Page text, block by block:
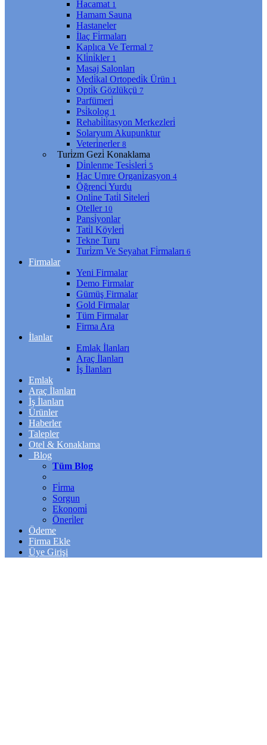
Hacamat 1
Hamam Sauna
Hastaneler
İlaç Fi̇rmaları
Kaplıca Ve Termal 7
Kli̇ni̇kler 1
Masaj Salonları
Medi̇kal Ortopedi̇k Ürün 1
Opti̇k Gözlükçü 7
Parfümeri̇
Psi̇kolog 1
Rehabi̇li̇tasyon Merkezleri̇
Solaryum Akupunktur
Veteri̇nerler 8
Turi̇zm Gezi̇ Konaklama
Di̇nlenme Tesi̇sleri̇ 5
Hac Umre Organi̇zasyon 4
Öğrenci̇ Yurdu
Onli̇ne Tati̇l Si̇teleri̇
Oteller 10
Pansi̇yonlar
Tati̇l Köyleri̇
Tekne Turu
Turi̇zm Ve Seyahat Fi̇rmaları 6
Firmalar
Yeni Firmalar
Demo Firmalar
Gümüş Firmalar
Gold Firmalar
Tüm Firmalar
Firma Ara
İlanlar
Emlak İlanları
Araç İlanları
İş İlanları
Emlak
Araç İlanları
İş İlanları
Ürünler
Haberler
Talepler
Otel & Konaklama
Blog
Tüm Blog
Fi̇rma
Sorgun
Ekonomi̇
Öneri̇ler
Ödeme
Firma Ekle
Üye Girişi